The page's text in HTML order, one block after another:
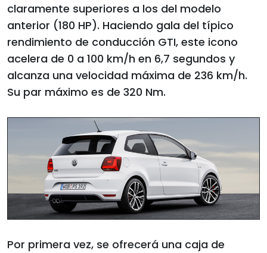
claramente superiores a los del modelo
anterior (180 HP). Haciendo gala del típico
rendimiento de conducción GTI, este icono
acelera de 0 a 100 km/h en 6,7 segundos y
alcanza una velocidad máxima de 236 km/h.
Su par máximo es de 320 Nm.
Por primera vez, se ofrecerá una caja de